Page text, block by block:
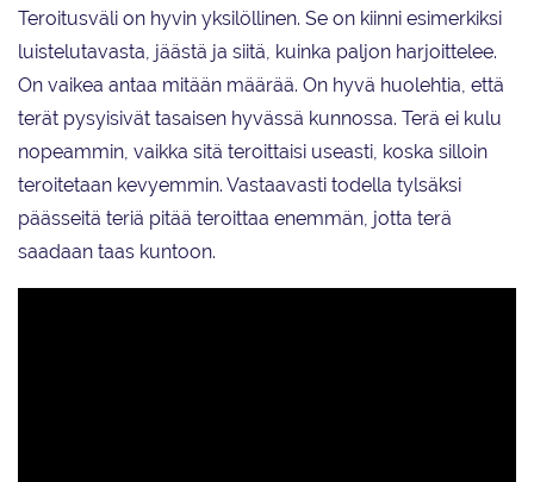
Teroitusväli on hyvin yksilöllinen. Se on kiinni esimerkiksi
luistelutavasta, jäästä ja siitä, kuinka paljon harjoittelee.
On vaikea antaa mitään määrää. On hyvä huolehtia, että
terät pysyisivät tasaisen hyvässä kunnossa. Terä ei kulu
nopeammin, vaikka sitä teroittaisi useasti, koska silloin
teroitetaan kevyemmin. Vastaavasti todella tylsäksi
päässeitä teriä pitää teroittaa enemmän, jotta terä
saadaan taas kuntoon.